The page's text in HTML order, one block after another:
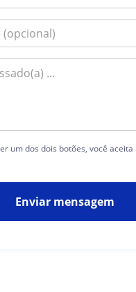
um dos dois botões, você
Enviar mensagem